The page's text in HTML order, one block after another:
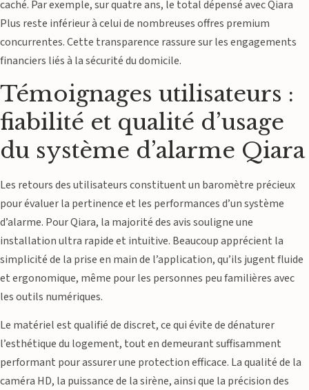
caché. Par exemple, sur quatre ans, le total dépensé avec Qiara
Plus reste inférieur à celui de nombreuses offres premium
concurrentes. Cette transparence rassure sur les engagements
financiers liés à la sécurité du domicile.
Témoignages utilisateurs :
fiabilité et qualité d’usage
du système d’alarme Qiara
Les retours des utilisateurs constituent un baromètre précieux
pour évaluer la pertinence et les performances d’un système
d’alarme. Pour Qiara, la majorité des avis souligne une
installation ultra rapide et intuitive. Beaucoup apprécient la
simplicité de la prise en main de l’application, qu’ils jugent fluide
et ergonomique, même pour les personnes peu familières avec
les outils numériques.
Le matériel est qualifié de discret, ce qui évite de dénaturer
l’esthétique du logement, tout en demeurant suffisamment
performant pour assurer une protection efficace. La qualité de la
caméra HD, la puissance de la sirène, ainsi que la précision des